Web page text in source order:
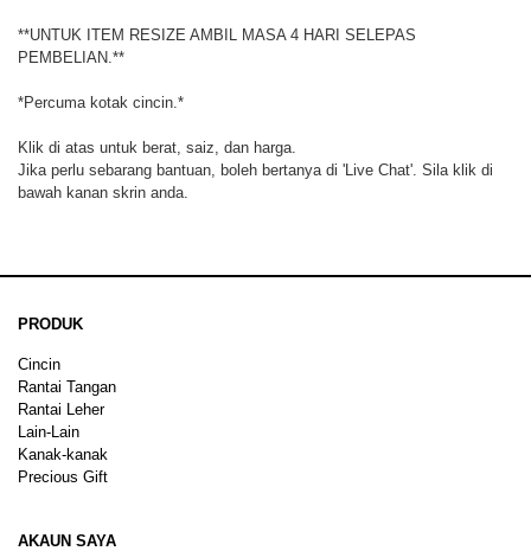
**UNTUK ITEM RESIZE AMBIL MASA 4 HARI SELEPAS
PEMBELIAN.**
*Percuma kotak cincin.*
Klik di atas untuk berat, saiz, dan harga.
Jika perlu sebarang bantuan, boleh bertanya di 'Live Chat'. Sila klik di
bawah kanan skrin anda.
PRODUK
Cincin
Rantai Tangan
Rantai Leher
Lain-Lain
Kanak-kanak
Precious Gift
AKAUN SAYA